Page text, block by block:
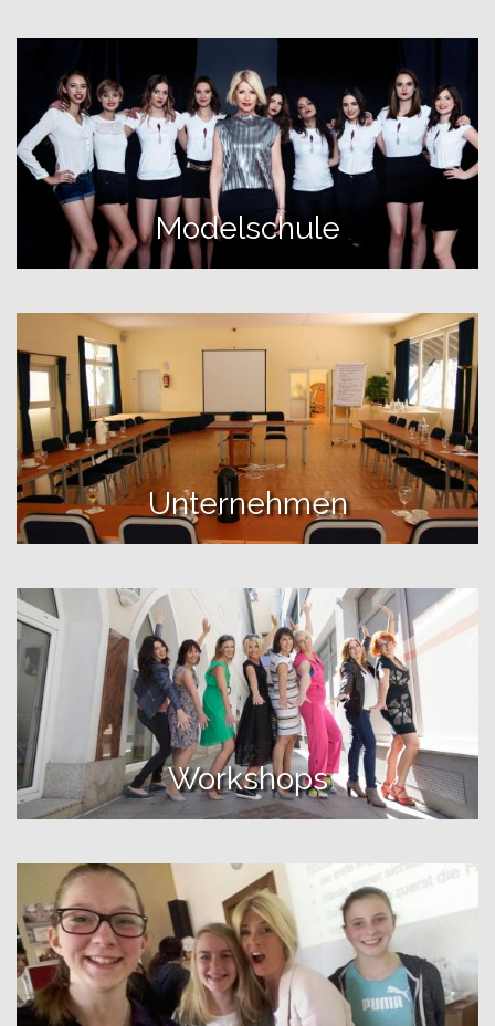
Modelschule
Unternehmen
Workshops